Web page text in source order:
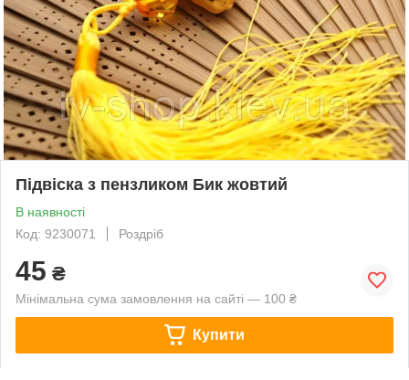
Підвіска з пензликом Бик жовтий
В наявності
Код: 9230071
Роздріб
45 ₴
Мінімальна сума замовлення на сайті — 100 ₴
Купити